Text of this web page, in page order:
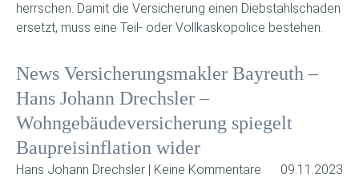
herrschen. Damit die Versicherung einen Diebstahlschaden
ersetzt, muss eine Teil- oder Vollkaskopolice bestehen.
News Versicherungsmakler Bayreuth –
Hans Johann Drechsler –
Wohngebäudeversicherung spiegelt
Baupreisinflation wider
Hans Johann Drechsler | Keine Kommentare 09.11.2023